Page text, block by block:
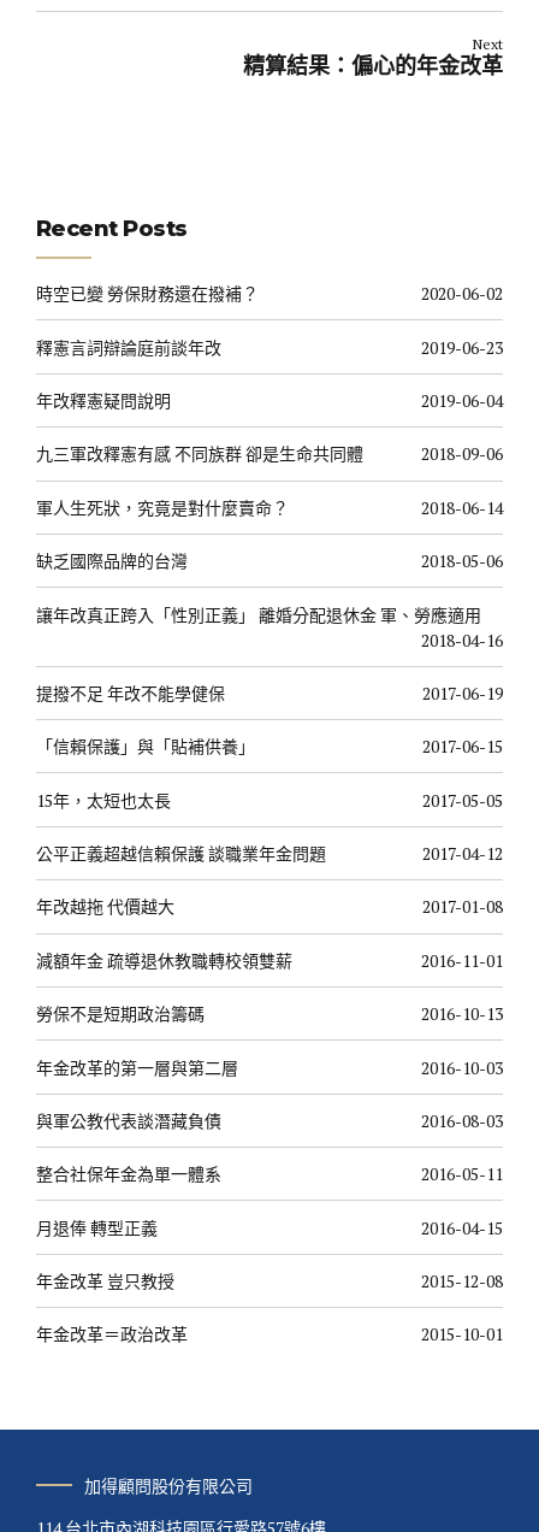
Next
精算結果：偏心的年金改革
Recent Posts
時空已變 勞保財務還在撥補？ 2020-06-02
釋憲言詞辯論庭前談年改 2019-06-23
年改釋憲疑問說明 2019-06-04
九三軍改釋憲有感 不同族群 卻是生命共同體 2018-09-06
軍人生死狀，究竟是對什麼賣命？ 2018-06-14
缺乏國際品牌的台灣 2018-05-06
讓年改真正跨入「性別正義」 離婚分配退休金 軍、勞應適用
2018-04-16
提撥不足 年改不能學健保 2017-06-19
「信賴保護」與「貼補供養」 2017-06-15
15年，太短也太長 2017-05-05
公平正義超越信賴保護 談職業年金問題 2017-04-12
年改越拖 代價越大 2017-01-08
減額年金 疏導退休教職轉校領雙薪 2016-11-01
勞保不是短期政治籌碼 2016-10-13
年金改革的第一層與第二層 2016-10-03
與軍公教代表談潛藏負債 2016-08-03
整合社保年金為單一體系 2016-05-11
月退俸 轉型正義 2016-04-15
年金改革 豈只教授 2015-12-08
年金改革＝政治改革 2015-10-01
加得顧問股份有限公司